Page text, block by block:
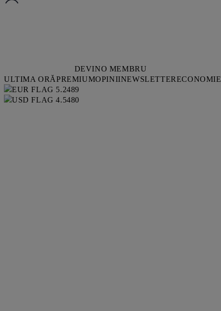
DEVINO MEMBRU
ULTIMA ORĂPREMIUMOPINIINEWSLETTERECONOMIE
5.2489
4.5480